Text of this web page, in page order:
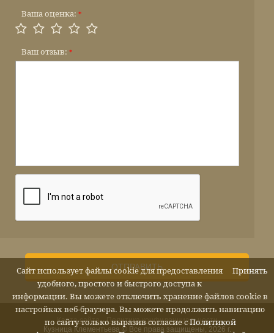
Ваша оценка: *
Ваш отзыв: *
ОТПРАВИТЬ
Кузница Клементьева © Все права защищены, 2026 г.
Карта сайта Политика конфиденциальности
Принять
Сайт использует файлы cookie для предоставления
удобного, простого и быстрого доступа к
информации. Вы можете отключить хранение файлов cookie в
настройках веб-браузера. Вы можете продолжить навигацию
по сайту только выразив согласие с Политикой